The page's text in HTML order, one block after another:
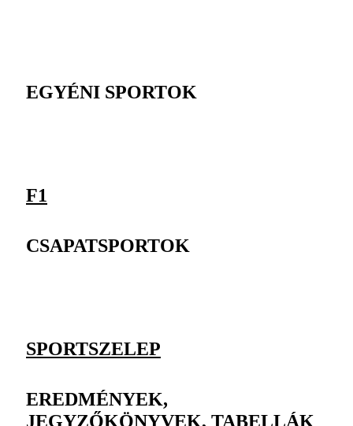
EGYÉNI SPORTOK
F1
CSAPATSPORTOK
SPORTSZELEP
EREDMÉNYEK,
JEGYZŐKÖNYVEK, TABELLÁK